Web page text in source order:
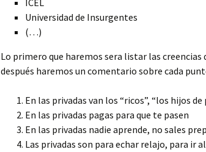
ICEL
Universidad de Insurgentes
(…)
Lo primero que haremos sera listar las creencias
después haremos un comentario sobre cada
En las privadas van los “ricos”, “los hijos
En las privadas pagas para que te pasen
En las privadas nadie aprende, no sales
Las privadas son para echar relajo, para ir